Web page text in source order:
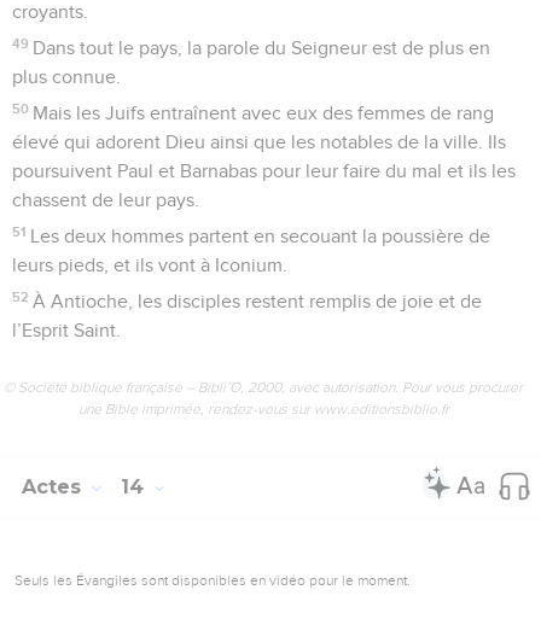
croyants.
49 Dans tout le pays, la parole du Seigneur est de plus en
plus connue.
50 Mais les Juifs entraînent avec eux des femmes de rang
élevé qui adorent Dieu ainsi que les notables de la ville. Ils
poursuivent Paul et Barnabas pour leur faire du mal et ils les
chassent de leur pays.
51 Les deux hommes partent en secouant la poussière de
leurs pieds, et ils vont à Iconium.
52 À Antioche, les disciples restent remplis de joie et de
l’Esprit Saint.
© Société biblique française – Bibli’O, 2000, avec autorisation. Pour vous procurer
une Bible imprimée, rendez-vous sur www.editionsbiblio.fr
Actes 14
Seuls les Évangiles sont disponibles en vidéo pour le moment.